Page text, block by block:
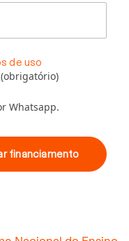
de uso
Whatsapp.
financiamento